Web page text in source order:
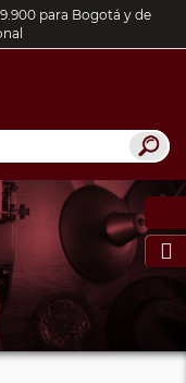
para Bogotá y de
